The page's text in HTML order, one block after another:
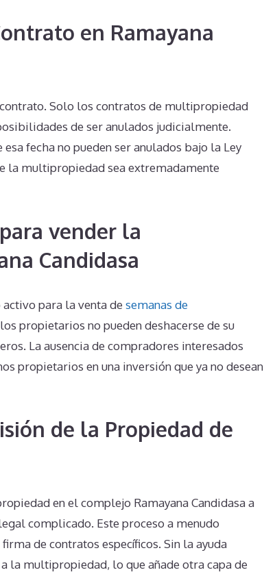
en Ramayana
Solo los contratos de multipropiedad
de ser anulados judicialmente.
fecha no pueden ser anulados bajo la Ley
la multipropiedad sea extremadamente
vender la
Candidasa
para la venta de semanas de
propietarios no pueden deshacerse de su
La ausencia de compradores interesados
propietarios en una inversión que ya no desean
de la Propiedad de
en el complejo Ramayana Candidasa a
complicado. Este proceso a menudo
de contratos específicos. Sin la ayuda
la multipropiedad, lo que añade otra capa de